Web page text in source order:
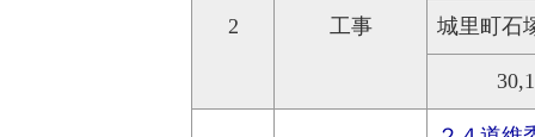
2 工事 城里町石